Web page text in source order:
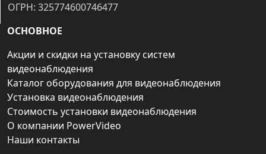
ОГРН: 325774600746477
ОСНОВНОЕ
Акции и скидки на установку систем
видеонаблюдения
Каталог оборудования для видеонаблюдения
Установка видеонаблюдения
Стоимость установки видеонаблюдения
О компании PowerVideo
Наши контакты